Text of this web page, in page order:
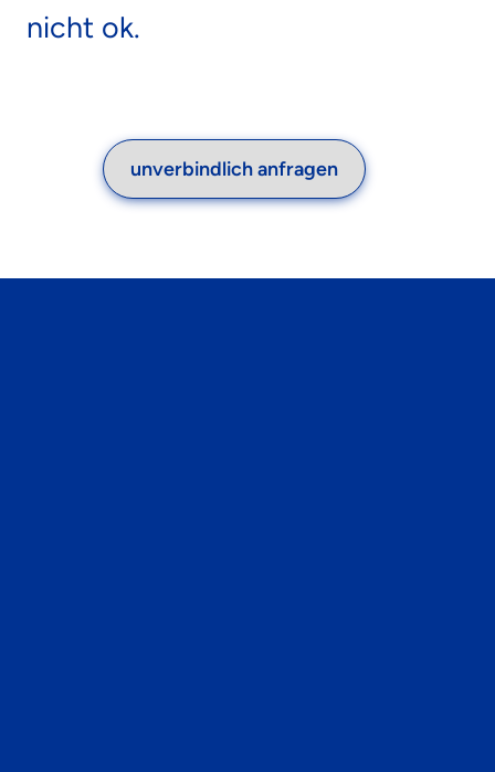
nicht ok.
unverbindlich anfragen